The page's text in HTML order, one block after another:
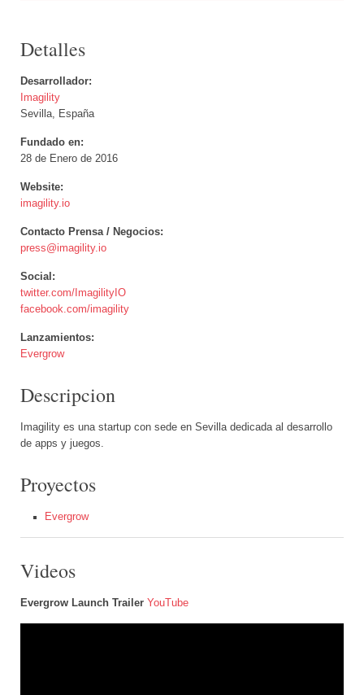
Detalles
Desarrollador:
Imagility
Sevilla, España
Fundado en:
28 de Enero de 2016
Website:
imagility.io
Contacto Prensa / Negocios:
press@imagility.io
Social:
twitter.com/ImagilityIO
facebook.com/imagility
Lanzamientos:
Evergrow
Descripcion
Imagility es una startup con sede en Sevilla dedicada al desarrollo
de apps y juegos.
Proyectos
Evergrow
Videos
Evergrow Launch Trailer YouTube